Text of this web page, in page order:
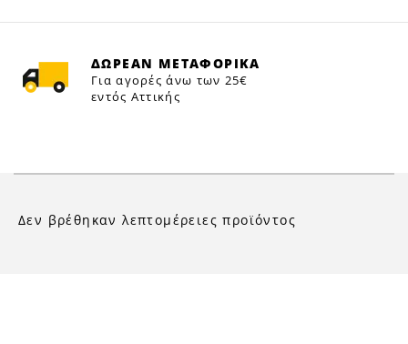
ΔΩΡΕΑΝ ΜΕΤΑΦΟΡΙΚΑ
Για αγορές άνω των 25€
εντός Αττικής
Δεν βρέθηκαν λεπτομέρειες προϊόντος